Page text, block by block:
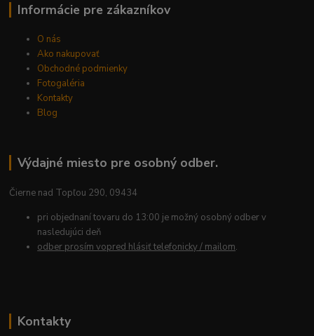
Informácie pre zákazníkov
O nás
Ako nakupovať
Obchodné podmienky
Fotogaléria
Kontakty
Blog
Výdajné miesto pre osobný odber.
Čierne nad Topľou 290, 09434
pri objednaní tovaru do 13:00 je možný osobný odber v
nasledujúci deň
odber prosím vopred hlásiť telefonicky / mailom.
Kontakty